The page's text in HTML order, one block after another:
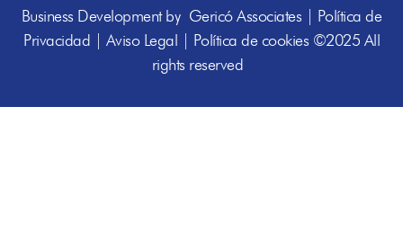
Business Development by Gericó Associates
Política de
Privacidad
Aviso Legal Política de cookies ©2025 All
rights reserved